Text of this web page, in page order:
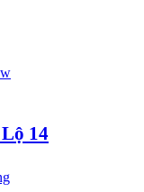
14